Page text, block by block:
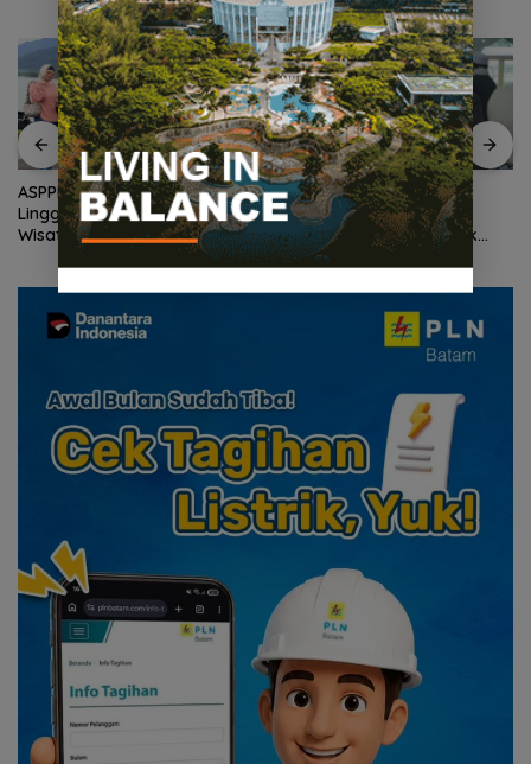
ASPPI DPD Kepri Dorong
Lingga Menjadi Destinasi
Wisata Unggulan Kepulauan
Wagub Nyanyang Salat
Iduladha Bersama
Masyarakat Lingga, Ajak
Perkuat Nilai Pengorbanan